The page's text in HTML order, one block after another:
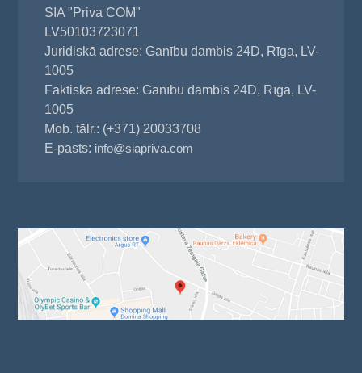
SIA "Priva COM"
LV50103723071
Juridiskā adrese: Ganību dambis 24D, Rīga, LV-
1005
Faktiskā adrese: Ganību dambis 24D, Rīga, LV-
1005
Mob. tālr.: (+371) 20033708
E-pasts: info@siapriva.com